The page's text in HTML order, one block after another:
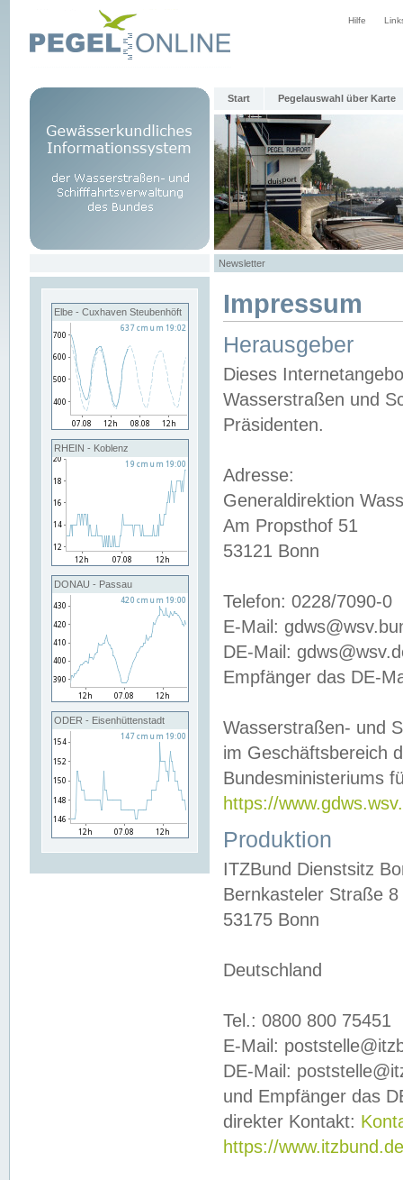
Hilfe
Start Pegelauswahl über Karte
Newsletter
Elbe - Cuxhaven Steubenhöft
RHEIN - Koblenz
DONAU - Passau
ODER - Eisenhüttenstadt
Impressum
Herausgeber
Dieses
Wasserstraßen und
Präsidenten.
Adresse:
Generaldirektion
Am Propsthof 51
53121 Bonn
Telefon: 0228/7090-0
E-Mail:
DE-Mail:
Empfänger das DE-
Wasserstraßen- und
im Geschäftsbereich
Bundesministeriums
https://
Produktion
ITZBund Dienstsitz
Bernkasteler Straße 8
53175 Bonn
Deutschland
Tel.: 0800 800 75451
E-Mail:
DE-Mail:
und Empfänger das
direkter Kontakt:
https://